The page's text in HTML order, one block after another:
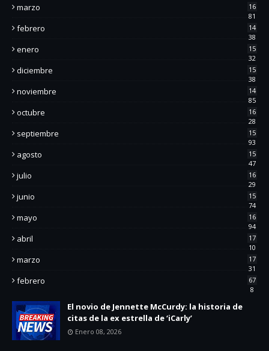
marzo
16
81
febrero
14
38
enero
15
32
diciembre
15
38
noviembre
14
85
octubre
16
28
septiembre
15
93
agosto
15
47
julio
16
29
junio
15
74
mayo
16
94
abril
17
10
marzo
17
31
febrero
67
8
El novio de Jennette McCurdy: la historia de
citas de la ex estrella de ‘iCarly’
Enero 08, 2026